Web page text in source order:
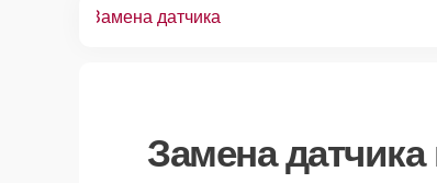
Замена датчика
Замена датчика